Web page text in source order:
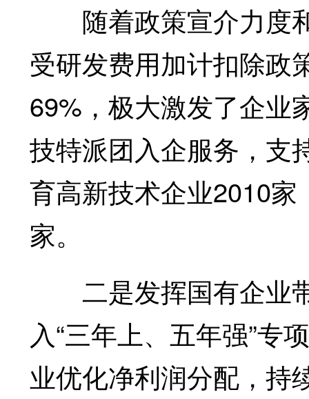
随着政策宣介力度
受研发费用加计扣除政
69%，极大激发了企业
技特派团入企服务，支
育高新技术企业2010
家。
二是发挥国有企业
入“三年上、五年强”专
业优化净利润分配，持